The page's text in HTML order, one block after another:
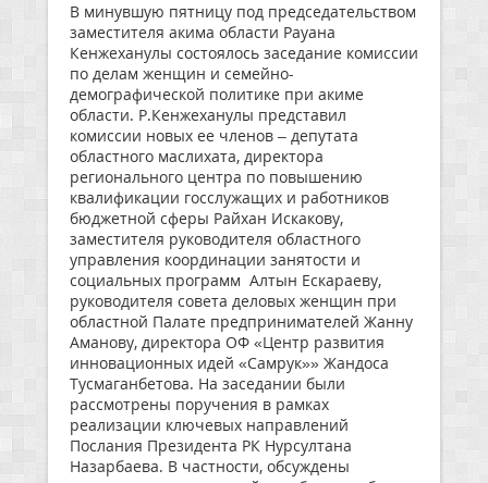
В минувшую пятницу под председательством
заместителя акима области Рауана
Кенжеханулы состоялось заседание комиссии
по делам женщин и семейно-
демографической политике при акиме
области. Р.Кенжеханулы представил
комиссии новых ее членов – депутата
областного маслихата, директора
регионального центра по повышению
квалификации госслужащих и работников
бюджетной сферы Райхан Искакову,
заместителя руководителя областного
управления координации занятости и
социальных программ Алтын Ескараеву,
руководителя совета деловых женщин при
областной Палате предпринимателей Жанну
Аманову, директора ОФ «Центр развития
инновационных идей «Самрук»» Жандоса
Тусмаганбетова. На заседании были
рассмотрены поручения в рамках
реализации ключевых направлений
Послания Президента РК Нурсултана
Назарбаева. В частности, обсуждены